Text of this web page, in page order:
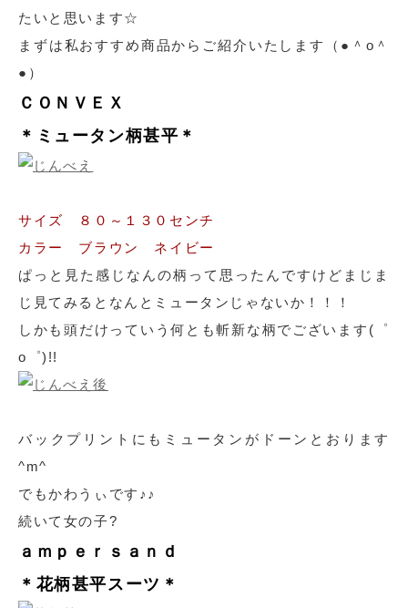
たいと思います☆
まずは私おすすめ商品からご紹介いたします（●＾o＾
●）
ＣＯＮＶＥＸ
＊ミュータン柄甚平＊
サイズ ８０～１３０センチ
カラー ブラウン ネイビー
ぱっと見た感じなんの柄って思ったんですけどまじま
じ見てみるとなんとミュータンじゃないか！！！
しかも頭だけっていう何とも斬新な柄でございます(゜
o゜)!!
バックプリントにもミュータンがドーンとおります
^m^
でもかわうぃです♪♪
続いて女の子?
ａｍｐｅｒｓａｎｄ
＊花柄甚平スーツ＊